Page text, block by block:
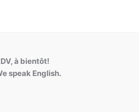
à bientôt!
speak English.